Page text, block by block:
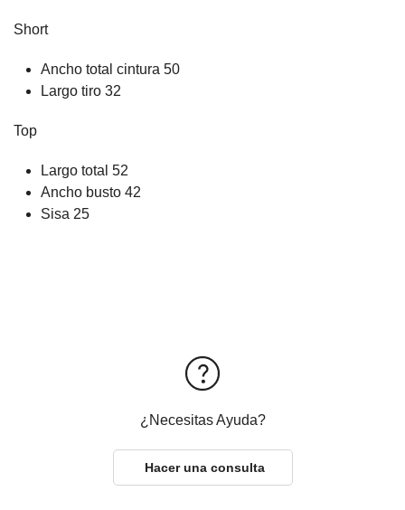
Short
Ancho total cintura 50
Largo tiro 32
Top
Largo total 52
Ancho busto 42
Sisa 25
¿Necesitas Ayuda?
Hacer una consulta